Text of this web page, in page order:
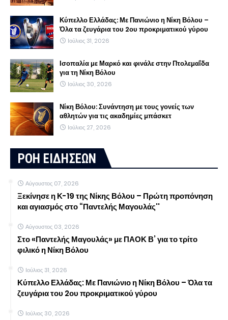
Κύπελλο Ελλάδας: Με Πανιώνιο η Νίκη Βόλου –
Όλα τα ζευγάρια του 2ου προκριματικού γύρου
Ιούλιος 31, 2026
Ισοπαλία με Μαρκό και φινάλε στην Πτολεμαΐδα
για τη Νίκη Βόλου
Ιούλιος 30, 2026
Νίκη Βόλου: Συνάντηση με τους γονείς των
αθλητών για τις ακαδημίες μπάσκετ
Ιούλιος 27, 2026
ΡΟΗ ΕΙΔΗΣΕΩΝ
Αύγουστος 07, 2026
Ξεκίνησε η Κ-19 της Νίκης Βόλου – Πρώτη προπόνηση
και αγιασμός στο “Παντελής Μαγουλάς''
Αύγουστος 03, 2026
Στο «Παντελής Μαγουλάς» με ΠΑΟΚ Β’ για το τρίτο
φιλικό η Νίκη Βόλου
Ιούλιος 31, 2026
Κύπελλο Ελλάδας: Με Πανιώνιο η Νίκη Βόλου – Όλα τα
ζευγάρια του 2ου προκριματικού γύρου
Ιούλιος 30, 2026